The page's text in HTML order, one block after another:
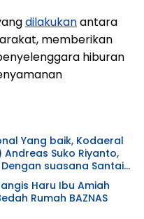
dilakukanantara
memberikan
hiburan
Yang baik, Kodaeral
Suko Riyanto,
suasana Santai
Haru Ibu Amiah
Rumah BAZNAS